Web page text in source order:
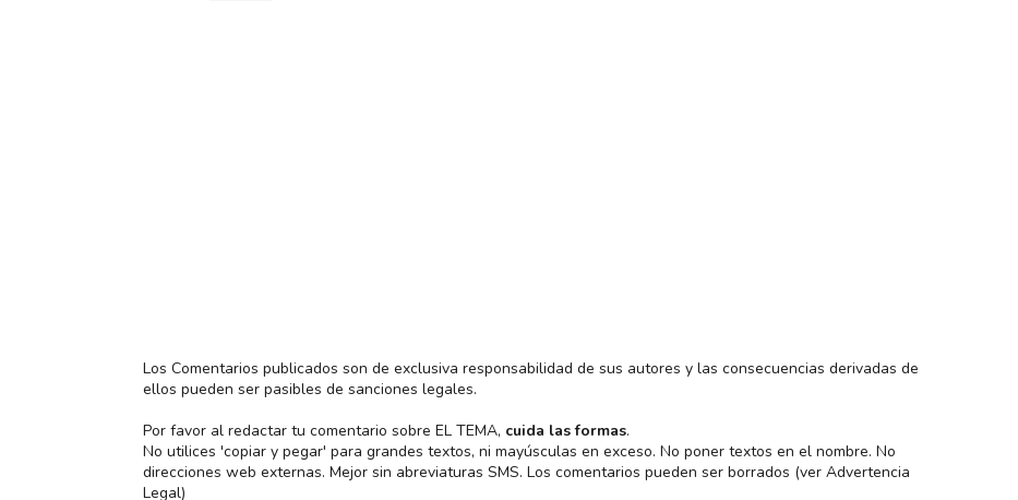
Los Comentarios publicados son de exclusiva responsabilidad de sus autores y las consecuencias derivadas de
ellos pueden ser pasibles de sanciones legales.
Por favor al redactar tu comentario sobre EL TEMA, cuida las formas.
No utilices 'copiar y pegar' para grandes textos, ni mayúsculas en exceso. No poner textos en el nombre. No
direcciones web externas. Mejor sin abreviaturas SMS. Los comentarios pueden ser borrados (ver Advertencia
Legal)